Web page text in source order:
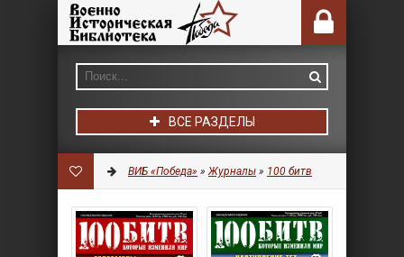
ВСЕ РАЗДЕЛЫ
ВИБ «Победа» »Журналы » 100 битв